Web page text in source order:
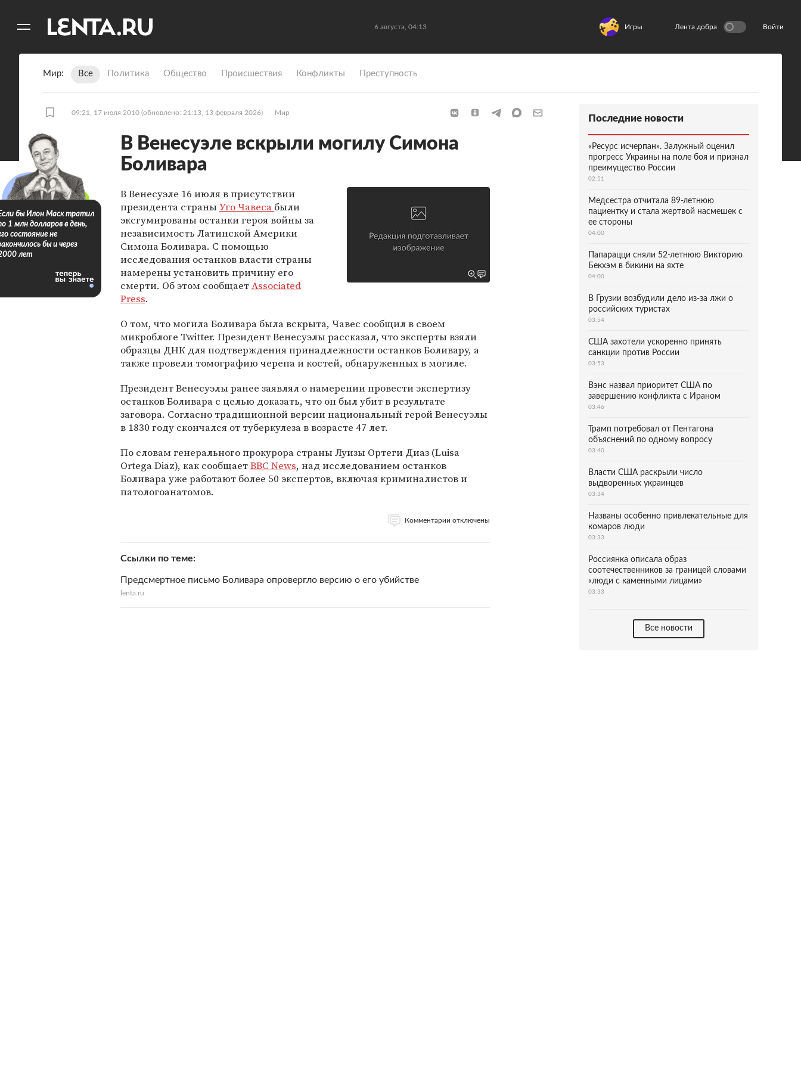
6 августа, 04:13 Игры Лента добра Войти
Мир Все Политика Общество Происшествия Конфликты Преступность
09:21, 17 июля 2010 (обновлено: 21:13, 13 февраля 2026) Мир
В Венесуэле вскрыли могилу Симона
Боливара
В Венесуэле 16 июля в присутствии
президента страныУго Чавеса были
эксгумированы останки героя войны за
независимость Латинской Америки
Симона Боливара. С помощью
исследования останков власти страны
намерены установить причину его
смерти. Об этом сообщаетAssociated
Press.
О том, что могила Боливара была вскрыта, Чавес сообщил в своем
микроблоге Twitter. Президент Венесуэлы рассказал, что эксперты взяли
образцы ДНК для подтверждения принадлежности останков Боливару, а
также провели томографию черепа и костей, обнаруженных в могиле.
Президент Венесуэлы ранее заявлял о намерении провести экспертизу
останков Боливара с целью доказать, что он был убит в результате
заговора. Согласно традиционной версии национальный герой Венесуэлы
в 1830 году скончался от туберкулеза в возрасте 47 лет.
По словам генерального прокурора страны Луизы Ортеги Диаз (Luisa
Ortega Diaz), как сообщаетBBC News, над исследованием останков
Боливара уже работают более 50 экспертов, включая криминалистов и
патологоанатомов.
Комментарии отключены
Ссылки по теме
Предсмертное письмо Боливара опровергло версию о его убийстве
lenta.ru
бы Илон Маск тратил
1 млн долларов в день,
состояние не
бы и через
лет
Последние новости
«Ресурс исчерпан». Залужный оценил
прогресс Украины на поле боя и признал
преимущество России
02:51
Медсестра отчитала 89-летнюю
пациентку и стала жертвой насмешек с
ее стороны
04:00
Папарацци сняли 52-летнюю Викторию
Бекхэм в бикини на яхте
04:00
В Грузии возбудили дело из-за лжи о
российских туристах
03:54
США захотели ускоренно принять
санкции против России
03:53
Вэнс назвал приоритет США по
завершению конфликта с Ираном
03:46
Трамп потребовал от Пентагона
объяснений по одному вопросу
03:40
Власти США раскрыли число
выдворенных украинцев
03:34
Названы особенно привлекательные для
комаров люди
03:33
Россиянка описала образ
соотечественников за границей словами
«люди с каменными лицами»
03:33
Все новости